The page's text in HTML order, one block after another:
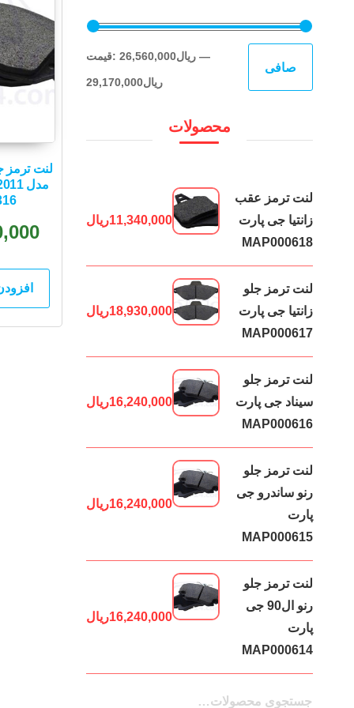
لنت ترمز
قیمت
قيمت
صافی
قيمت: 26,560,000ریال—
29,170,000ریال
محصولات
لنت ترمز عقب
زانتیا جی پارت
MAP000618
11,340,000ریال
لنت ترمز جلو
زانتیا جی پارت
MAP000617
18,930,000ریال
لنت ترمز جلو
سیناد جی پارت
MAP000616
16,240,000ریال
لنت ترمز جلو
رنو ساندرو جی
پارت
MAP000615
16,240,000ریال
لنت ترمز جلو
رنو ال90 جی
پارت
MAP000614
16,240,000ریال